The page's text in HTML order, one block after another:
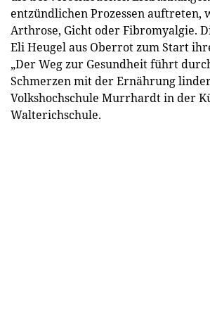
entzündlichen Prozessen auftreten,
Arthrose, Gicht oder Fibromyalgie.
Eli Heugel aus Oberrot zum Start
„Der Weg zur Gesundheit führt
Schmerzen mit der Ernährung
Volkshochschule Murrhardt in der
Walterichschule.